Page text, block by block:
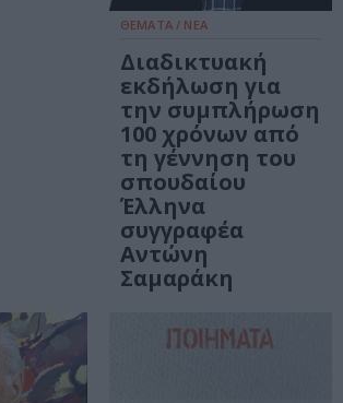
ΘΕΜΑΤΑ / ΝΕΑ
Διαδικτυακή
εκδήλωση για
την συμπλήρωση
100 χρόνων από
τη γέννηση του
σπουδαίου
Έλληνα
συγγραφέα
Αντώνη
Σαμαράκη